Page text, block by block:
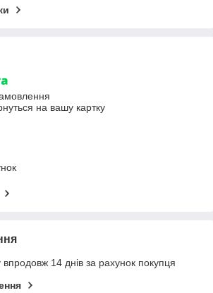
на вашу картку
14 днів за рахунок покупця